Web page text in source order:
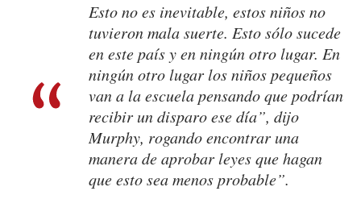
Esto no es inevitable, estos niños no
tuvieron mala suerte. Esto sólo sucede
en este país y en ningún otro lugar. En
nin­gún otro lugar los niños peque­ños
van a la escuela pensando que podrían
recibir un disparo ese día”, dijo
Murphy, rogando encontrar una
manera de apro­bar leyes que hagan
que esto sea menos probable”.